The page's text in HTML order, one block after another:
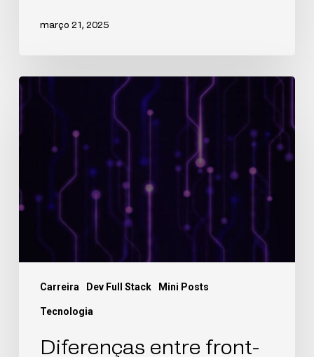
março 21, 2025
Carreira Dev Full Stack Mini Posts
Tecnologia
Diferenças entre front-